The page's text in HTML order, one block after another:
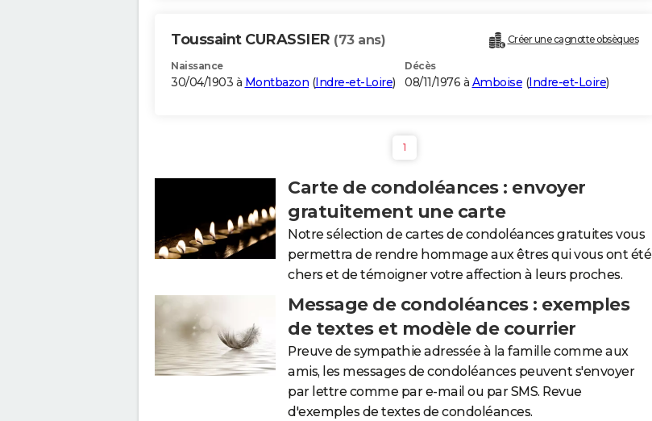
Toussaint CURASSIER (73 ans) Créer une cagnotte obsèques
Naissance
30/04/1903 à Montbazon (Indre-et-Loire)
Décès
08/11/1976 à Amboise (Indre-et-Loire)
1
Carte de condoléances : envoyer
gratuitement une carte
Notre sélection de cartes de condoléances gratuites vous
permettra de rendre hommage aux êtres qui vous ont été
chers et de témoigner votre affection à leurs proches.
Message de condoléances : exemples
de textes et modèle de courrier
Preuve de sympathie adressée à la famille comme aux
amis, les messages de condoléances peuvent s'envoyer
par lettre comme par e-mail ou par SMS. Revue
d'exemples de textes de condoléances.